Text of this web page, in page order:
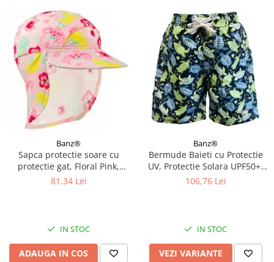
Banz®
Sapca protectie soare cu
protectie gat, Floral Pink,
Marimea M
81,34 Lei
IN STOC
ADAUGA IN COS
Banz®
Bermude Baieti cu Protectie
UV, Protectie Solara UPF50+,
Turttle, Diverse marimi
106,76 Lei
IN STOC
VEZI VARIANTE